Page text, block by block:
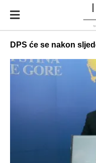
DPS će se nakon